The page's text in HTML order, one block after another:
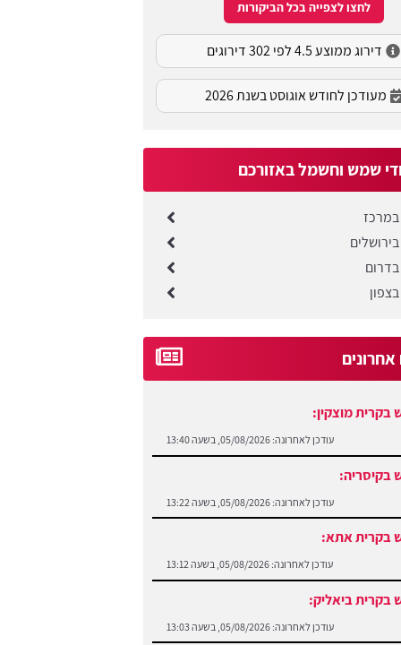
לחצו לצפייה בכל הביקורות
דירוג ממוצע 4.5 לפי 302 דירוגים
מעודכן לחודש אוגוסט בשנת 2026
שמש וחשמל באזורכם
אחרונים
בקרית מוצקין:
עודכן לאחרונה: 05/08/2026, בשעה 13:40
בקיסריה:
עודכן לאחרונה: 05/08/2026, בשעה 13:22
בקרית אתא:
עודכן לאחרונה: 05/08/2026, בשעה 13:12
בקרית ביאליק:
עודכן לאחרונה: 05/08/2026, בשעה 13:03